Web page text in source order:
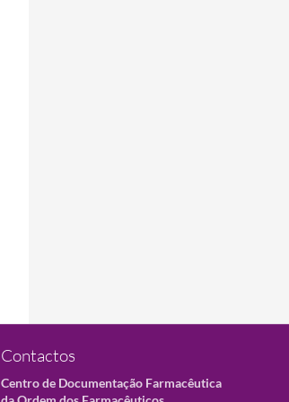
Contactos
Centro de Documentação Farmacêutica